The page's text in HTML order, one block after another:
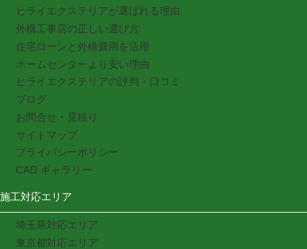
ヒライエクステリアが選ばれる理由
外構工事店の正しい選び方
住宅ローンと外構費用を活用
ホームセンターより安い理由
ヒライエクステリアの評判・口コミ
ブログ
お問合せ・見積り
サイトマップ
プライバシーポリシー
CAD ギャラリー
施工対応エリア
埼玉県対応エリア
東京都対応エリア